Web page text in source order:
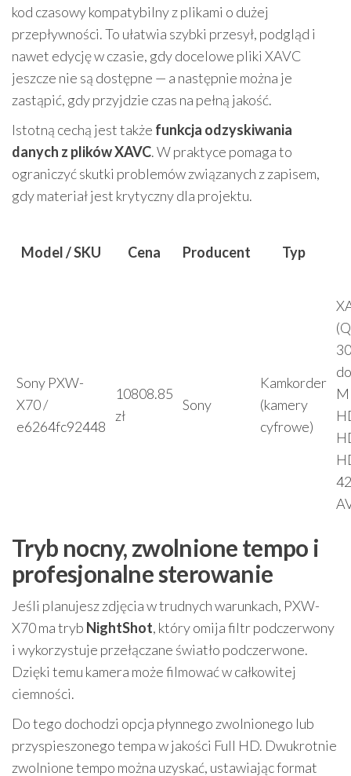
kod czasowy kompatybilny z plikami o dużej
przepływności. To ułatwia szybki przesył, podgląd i
nawet edycję w czasie, gdy docelowe pliki XAVC
jeszcze nie są dostępne — a następnie można je
zastąpić, gdy przyjdzie czas na pełną jakość.
Istotną cechą jest także funkcja odzyskiwania
danych z plików XAVC. W praktyce pomaga to
ograniczyć skutki problemów związanych z zapisem,
gdy materiał jest krytyczny dla projektu.
Model / SKU Cena Producent Typ
Sony PXW-
X70 /
e6264fc92448
10808.85
zł
Sony
Kamkorder
(kamery
cyfrowe)
Tryb nocny, zwolnione tempo i
profesjonalne sterowanie
Jeśli planujesz zdjęcia w trudnych warunkach, PXW-
X70 ma tryb NightShot, który omija filtr podczerwony
i wykorzystuje przełączane światło podczerwone.
Dzięki temu kamera może filmować w całkowitej
ciemności.
Do tego dochodzi opcja płynnego zwolnionego lub
przyspieszonego tempa w jakości Full HD. Dwukrotnie
zwolnione tempo można uzyskać, ustawiając format